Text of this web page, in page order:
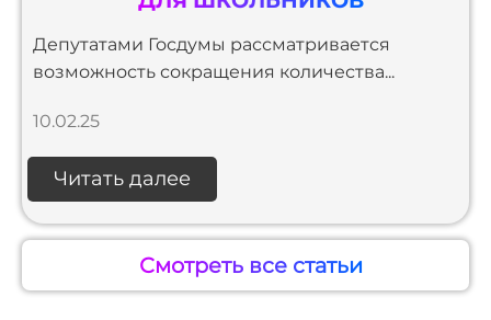
Депутатами Госдумы рассматривается
возможность сокращения количества...
10.02.25
Читать далее
Смотреть все статьи